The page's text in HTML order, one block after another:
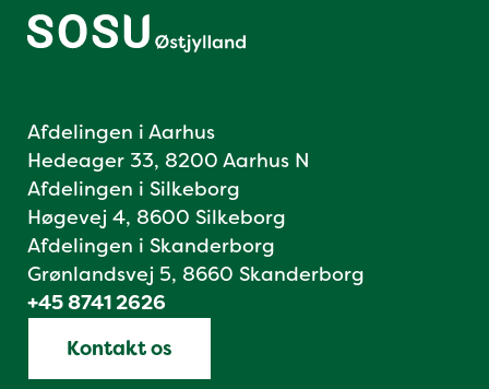
Afdelingen i Aarhus
Hedeager 33, 8200 Aarhus N
Afdelingen i Silkeborg
Høgevej 4, 8600 Silkeborg
Afdelingen i Skanderborg
Grønlandsvej 5, 8660 Skanderborg
+45 8741 2626
Kontakt os